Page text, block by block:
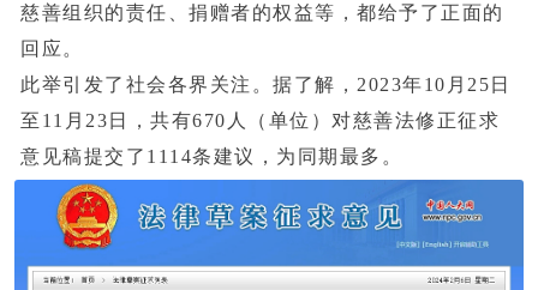
慈善组织的责任、捐赠者的权益等，都给予了正面的
回应。
此举引发了社会各界关注。据了解，2023年10月25日
至11月23日，共有670人（单位）对慈善法修正征求
意见稿提交了1114条建议，为同期最多。